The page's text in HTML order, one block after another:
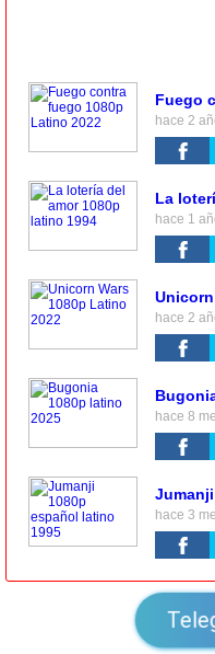
Fuego
hace 2
La
hace 1
hace 2
hace 8
hace 3